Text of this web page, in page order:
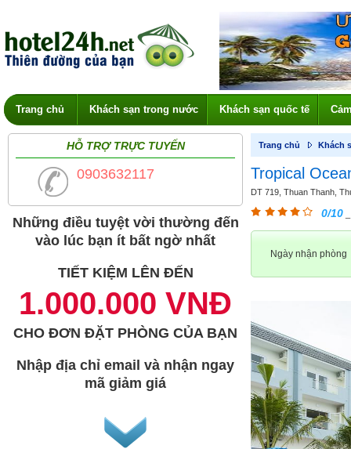
Trang chủ Khách sạn trong nước Khách sạn quốc tế
HỖ TRỢ TRỰC TUYẾN
0903632117
Những điều tuyệt vời thường đến
vào lúc bạn ít bất ngờ nhất
TIẾT KIỆM LÊN ĐẾN
1.000.000 VNĐ
CHO ĐƠN ĐẶT PHÒNG CỦA BẠN
Nhập địa chỉ email và nhận ngay
mã giảm giá
Trang chủ Khách
Tropical
DT 719, Thuan Thanh,
0/10
Ngày nhận phòng